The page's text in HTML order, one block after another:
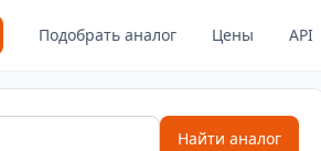
Подобрать аналог Цены API
Найти аналог